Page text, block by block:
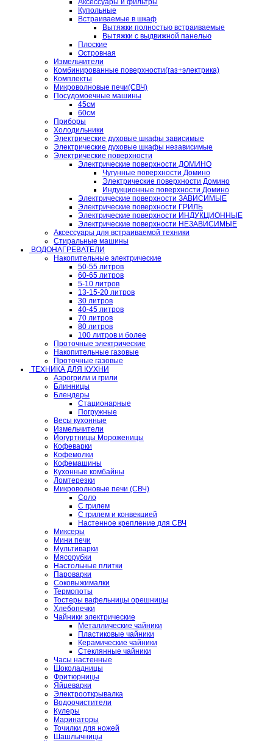
Аксессуары и фильтры
Купольные
Встраиваемые в шкаф
Вытяжки полностью встраиваемые
Вытяжки с выдвижной панелью
Плоские
Островная
Измельчители
Комбинированные поверхности(газ+электрика)
Комплекты
Микроволновые печи(СВЧ)
Посудомоечные машины
45см
60см
Приборы
Холодильники
Электрические духовые шкафы зависимые
Электрические духовые шкафы независимые
Электрические поверхности
Электрические поверхности ДОМИНО
Чугунные поверхности Домино
Электрические поверхности Домино
Индукционные поверхности Домино
Электрические поверхности ЗАВИСИМЫЕ
Электрические поверхности ГРИЛЬ
Электрические поверхности ИНДУКЦИОННЫЕ
Электрические поверхности НЕЗАВИСИМЫЕ
Аксессуары для встраиваемой техники
Стиральные машины
ВОДОНАГРЕВАТЕЛИ
Накопительные электрические
50-55 литров
60-65 литров
5-10 литров
13-15-20 литров
30 литров
40-45 литров
70 литров
80 литров
100 литров и более
Проточные электрические
Накопительные газовые
Проточные газовые
ТЕХНИКА ДЛЯ КУХНИ
Аэрогрили и грили
Блинницы
Блендеры
Стационарные
Погружные
Весы кухонные
Измельчители
Йогуртницы Мороженицы
Кофеварки
Кофемолки
Кофемашины
Кухонные комбайны
Ломтерезки
Микроволновые печи (СВЧ)
Соло
С грилем
С грилем и конвекцией
Настенное крепление для СВЧ
Миксеры
Мини печи
Мультиварки
Мясорубки
Настольные плитки
Пароварки
Соковыжималки
Термопоты
Тостеры вафельницы орешницы
Хлебопечки
Чайники электрические
Металлические чайники
Пластиковые чайники
Керамические чайники
Стеклянные чайники
Часы настенные
Шоколадницы
Фритюрницы
Яйцеварки
Электрооткрывалка
Водоочистители
Кулеры
Маринаторы
Точилки для ножей
Шашлычницы